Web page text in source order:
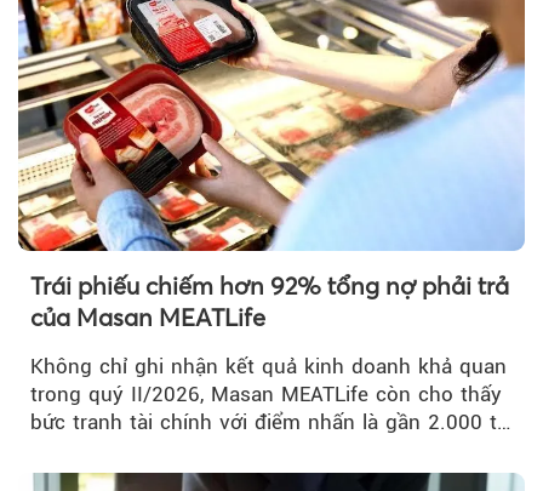
Trái phiếu chiếm hơn 92% tổng nợ phải trả
của Masan MEATLife
Không chỉ ghi nhận kết quả kinh doanh khả quan
trong quý II/2026, Masan MEATLife còn cho thấy
bức tranh tài chính với điểm nhấn là gần 2.000 tỷ